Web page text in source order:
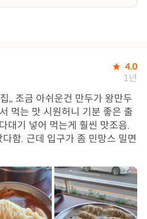
4.0
1년
,, 조금 아쉬운건 만두가 왕만두
먹는 맛 시원허니 기분 좋은 출
대기 넣어 먹는게 훨씬 맛조음.
함. 근데 입구가 좀 민망스 밀면